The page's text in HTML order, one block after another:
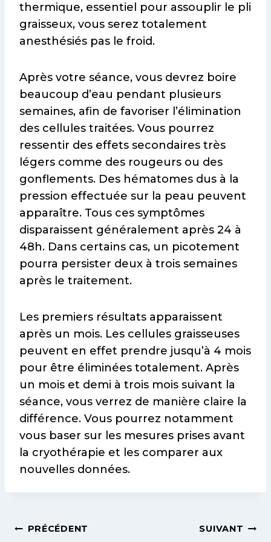
thermique, essentiel pour assouplir le pli
graisseux, vous serez totalement
anesthésiés pas le froid.
Après votre séance, vous devrez boire
beaucoup d’eau pendant plusieurs
semaines, afin de favoriser l’élimination
des cellules traitées. Vous pourrez
ressentir des effets secondaires très
légers comme des rougeurs ou des
gonflements. Des hématomes dus à la
pression effectuée sur la peau peuvent
apparaître. Tous ces symptômes
disparaissent généralement après 24 à
48h. Dans certains cas, un picotement
pourra persister deux à trois semaines
après le traitement.
Les premiers résultats apparaissent
après un mois. Les cellules graisseuses
peuvent en effet prendre jusqu’à 4 mois
pour être éliminées totalement. Après
un mois et demi à trois mois suivant la
séance, vous verrez de manière claire la
différence. Vous pourrez notamment
vous baser sur les mesures prises avant
la cryothérapie et les comparer aux
nouvelles données.
Navigation
PRÉCÉDENT SUIVANT